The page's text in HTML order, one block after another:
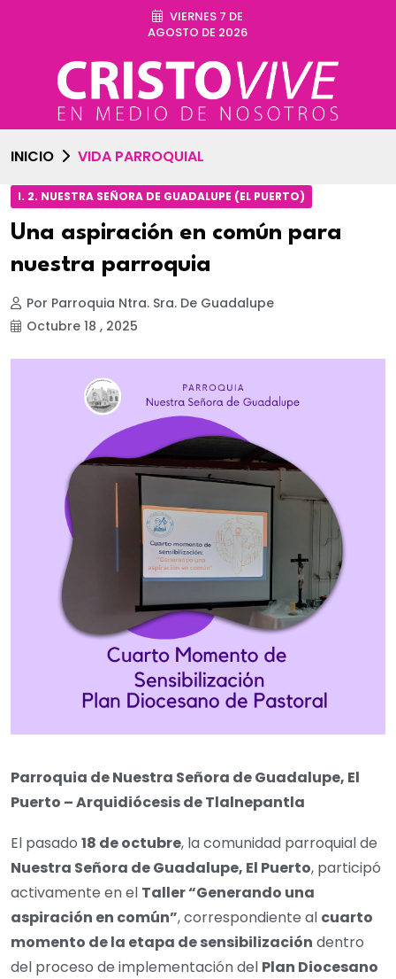
VIERNES 7 DE
AGOSTO DE 2026
INICIO VIDA PARROQUIAL
I. 2. NUESTRA SEÑORA DE GUADALUPE (EL PUERTO)
Una aspiración en común para
nuestra parroquia
Por Parroquia Ntra. Sra. De Guadalupe
Octubre 18 , 2025
Parroquia de Nuestra Señora de Guadalupe, El
Puerto – Arquidiócesis de Tlalnepantla
El pasado 18 de octubre, la comunidad parroquial de
Nuestra Señora de Guadalupe, El Puerto, participó
activamente en el Taller “Generando una
aspiración en común”, correspondiente al cuarto
momento de la etapa de sensibilización dentro
del proceso de implementación del Plan Diocesano